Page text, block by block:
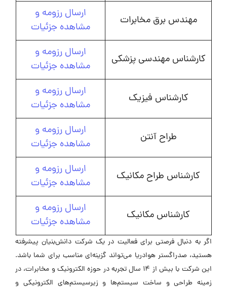
مهندس برق مخابرات
ارسال رزومه و
مشاهده جزئیات
کارشناس مهندسی پزشکی
ارسال رزومه و
مشاهده جزئیات
کارشناس فیزیک
ارسال رزومه و
مشاهده جزئیات
طراح آنتن
ارسال رزومه و
مشاهده جزئیات
کارشناس طراح مکانیک
ارسال رزومه و
مشاهده جزئیات
کارشناس مکانیک
ارسال رزومه و
مشاهده جزئیات
اگر به دنبال فرصتی برای فعالیت در یک شرکت دانش‌بنیان پیشرفته
هستید، صدراگستر هوادریا می‌تواند گزینه‌ای مناسب برای شما باشد.
این شرکت با بیش از ۱۴ سال تجربه در حوزه الکترونیک و مخابرات، در
زمینه طراحی و ساخت سیستم‌ها و زیرسیستم‌های الکترونیکی و